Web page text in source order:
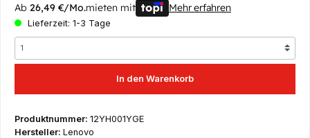
Ab 26,49 €/Mo.mieten mit Mehr erfahren
Lieferzeit: 1-3 Tage
In den Warenkorb
Produktnummer: 12YH001YGE
Hersteller: Lenovo